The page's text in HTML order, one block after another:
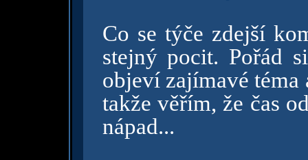
Co se týče zdejší
stejný pocit. Pořád
objeví zajímavé
takže věřím, že čas
nápad...